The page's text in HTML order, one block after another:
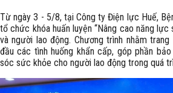
Từ ngày 3 - 5/8, tại Công ty Điện lực Huế,
tổ chức khóa huấn luyện “Nâng cao năng
và người lao động. Chương trình nhằm
đầu các tình huống khẩn cấp, góp phần
sóc sức khỏe cho người lao động trong quá